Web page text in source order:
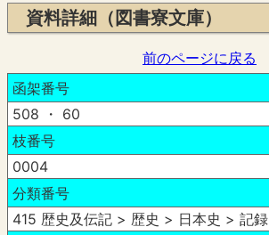
資料詳細（図書寮文庫）
前のページに戻る
函架番号
508 ・ 60
枝番号
0004
分類番号
415 歴史及伝記 > 歴史 > 日本史 > 記録